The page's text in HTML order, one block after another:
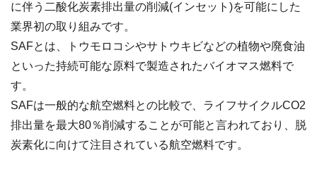
に伴う二酸化炭素排出量の削減(インセット)を可能にした
業界初の取り組みです。
SAFとは、トウモロコシやサトウキビなどの植物や廃食油
といった持続可能な原料で製造されたバイオマス燃料で
す。
SAFは一般的な航空燃料との比較で、ライフサイクルCO2
排出量を最大80％削減することが可能と言われており、脱
炭素化に向けて注目されている航空燃料です。